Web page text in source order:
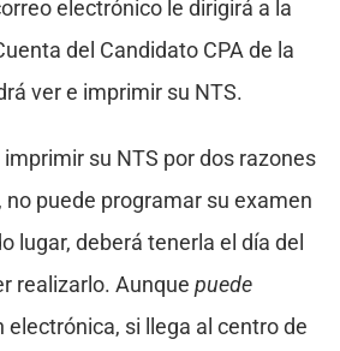
electrónico le dirigirá a la
del Candidato CPA de la
ver e imprimir su NTS.
su NTS por dos razones
puede programar su examen
lugar, deberá tenerla el día del
realizarlo. Aunque puede
electrónica, si llega al centro de